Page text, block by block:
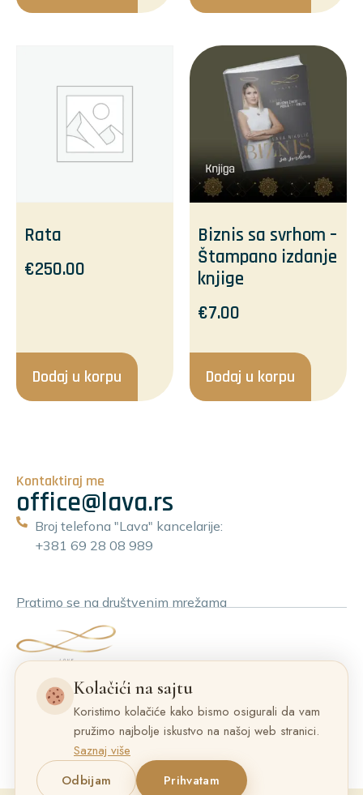
Rata
€250.00
Dodaj u korpu
Biznis sa svrhom –
Štampano izdanje
knjige
€7.00
Dodaj u korpu
Kontaktiraj me
office@lava.rs
Broj telefona "Lava" kancelarije:
+381 69 28 08 989
Pratimo se na društvenim mrežama
Kolačići na sajtu
Koristimo kolačiće kako bismo osigurali da vam
pružimo najbolje iskustvo na našoj web stranici.
Saznaj više
Odbijam
Prihvatam